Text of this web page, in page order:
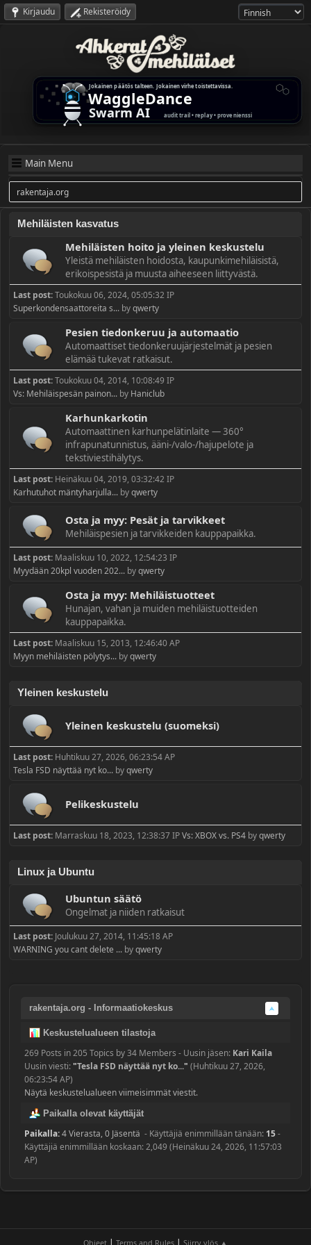
Kirjaudu Rekisteröidy
Main Menu
rakentaja.org
Mehiläisten kasvatus
Mehiläisten hoito ja yleinen keskustelu
Yleistä mehiläisten hoidosta, kaupunkimehiläisistä,
erikoispesistä ja muusta aiheeseen liittyvästä.
Last post:Toukokuu 06, 2024, 05:05:32 IP
Superkondensaattoreita s... byqwerty
Pesien tiedonkeruu ja automaatio
Automaattiset tiedonkeruujärjestelmät ja pesien
elämää tukevat ratkaisut.
Last post:Toukokuu 04, 2014, 10:08:49 IP
Vs: Mehiläispesän painon... by Haniclub
Karhunkarkotin
Automaattinen karhunpelätinlaite — 360°
infrapunatunnistus, ääni-/valo-/hajupelote ja
tekstiviestihälytys.
Last post: Heinäkuu 04, 2019, 03:32:42 IP
Karhutuhot mäntyharjulla... byqwerty
Osta ja myy: Pesät ja tarvikkeet
Mehiläispesien ja tarvikkeiden kauppapaikka.
Last post: Maaliskuu 10, 2022, 12:54:23 IP
Myydään 20kpl vuoden 202... byqwerty
Osta ja myy: Mehiläistuotteet
Hunajan, vahan ja muiden mehiläistuotteiden
kauppapaikka.
Last post: Maaliskuu 15, 2013, 12:46:40 AP
Myyn mehiläisten pölytys... byqwerty
Yleinen keskustelu
Yleinen keskustelu (suomeksi)
Last post: Huhtikuu 27, 2026, 06:23:54 AP
Tesla FSD näyttää nyt ko... byqwerty
Pelikeskustelu
Last post: Marraskuu 18, 2023, 12:38:37 IPVs: XBOX vs. PS4 byqwerty
Linux ja Ubuntu
Ubuntun säätö
Ongelmat ja niiden ratkaisut
Last post: Joulukuu 27, 2014, 11:45:18 AP
WARNING you cant delete ... byqwerty
rakentaja.org - Informaatiokeskus
Keskustelualueen tilastoja
269 Posts in 205 Topics by 34 Members - Uusin jäsen: Kari Kaila
Uusin viesti:"Tesla FSD näyttää nyt ko..." (Huhtikuu 27, 2026,
06:23:54 AP)
Näytä keskustelualueen viimeisimmät viestit.
Paikalla olevat käyttäjät
Paikalla:4 Vierasta, 0 Jäsentä - Käyttäjiä enimmillään tänään: 15-
Käyttäjiä enimmillään koskaan: 2,049 (Heinäkuu 24, 2026, 11:57:03
AP)
Ohjeet Terms and Rules Siirry ylös ▲